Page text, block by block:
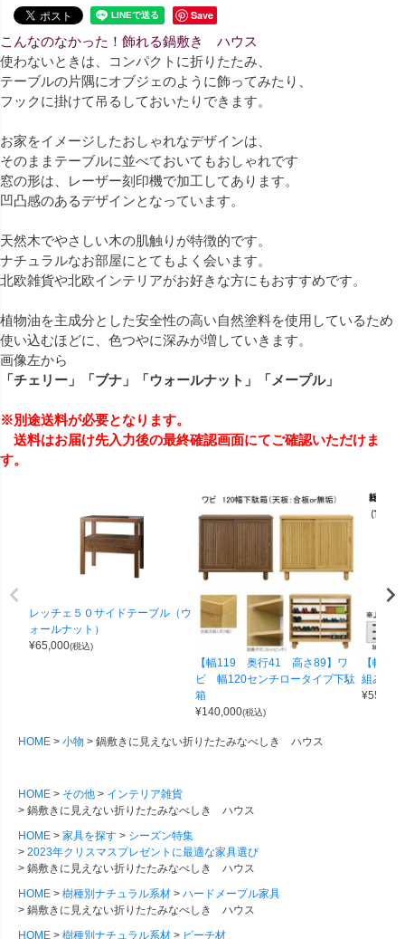
Save
こんなのなかった！飾れる鍋敷き ハウス
使わないときは、コンパクトに折りたたみ、
テーブルの片隅にオブジェのように飾ってみたり、
フックに掛けて吊るしておいたりできます。
お家をイメージしたおしゃれなデザインは、
そのままテーブルに並べておいてもおしゃれです
窓の形は、レーザー刻印機で加工してあります。
凹凸感のあるデザインとなっています。
天然木でやさしい木の肌触りが特徴的です。
ナチュラルなお部屋にとてもよく会います。
北欧雑貨や北欧インテリアがお好きな方にもおすすめです。
植物油を主成分とした安全性の高い自然塗料を使用しているため
使い込むほどに、色つやに深みが増していきます。
画像左から
「チェリー」「ブナ」「ウォールナット」「メープル」
※別途送料が必要となります。
送料はお届け先入力後の最終確認画面にてご確認いただけま
す。
レッチェ５０サイドテーブル（ウ
ォールナット）
¥65,000(税込)
【幅119 奥行41 高さ89】ワ
ビ 幅120センチロータイプ下駄
箱
¥140,000(税込)
【幅
組み合
¥55,000
HOME 小物 鍋敷きに見えない折りたたみなべしき ハウス
HOME その他
インテリア雑貨
鍋敷きに見えない折りたたみなべしき ハウス
HOME
家具を探す
シーズン特集
2023年クリスマスプレゼントに最適な家具選び
鍋敷きに見えない折りたたみなべしき ハウス
HOME
樹種別ナチュラル系材
ハードメープル家具
鍋敷きに見えない折りたたみなべしき ハウス
HOME
樹種別ナチュラル系材 ビーチ材